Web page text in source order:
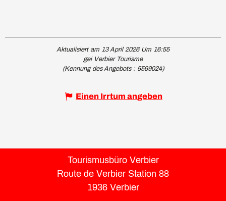
Aktualisiert am 13 April 2026 Um 16:55
gei Verbier Tourisme
(Kennung des Angebots : 5599024)
Einen Irrtum angeben
Tourismusbüro Verbier
Route de Verbier Station 88
1936 Verbier